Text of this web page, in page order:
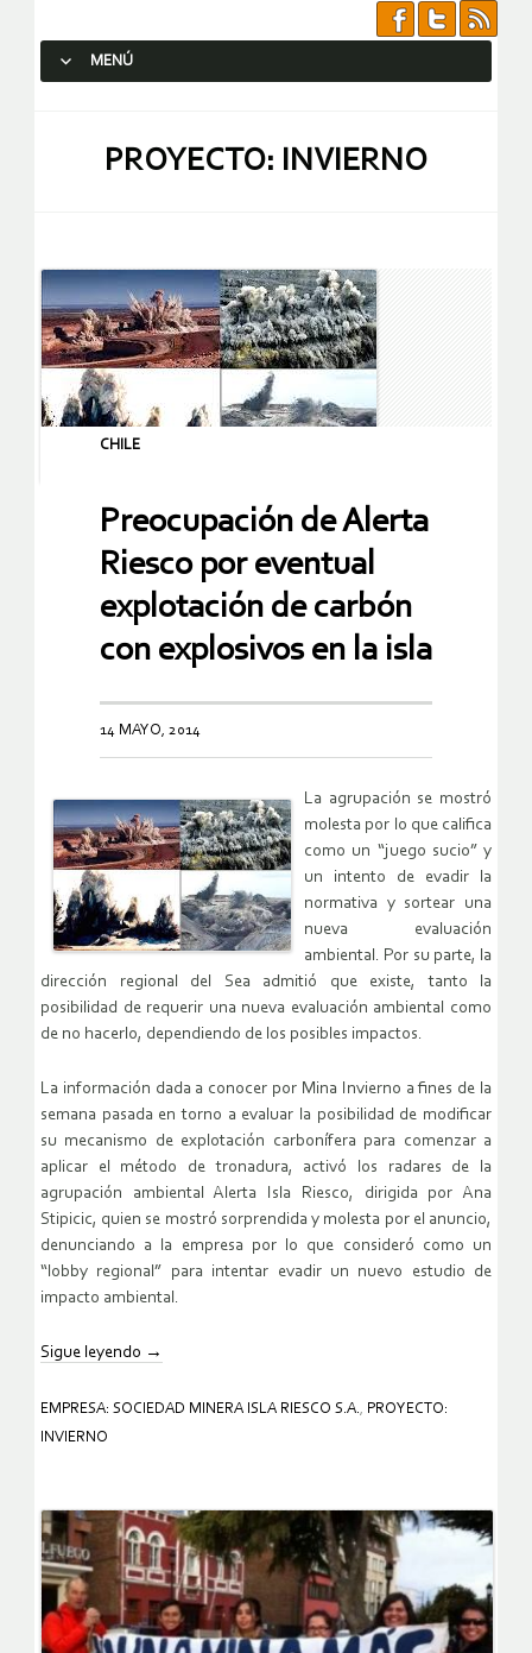
MENÚ
PROYECTO: INVIERNO
CHILE
Preocupación de Alerta
Riesco por eventual
explotación de carbón
con explosivos en la isla
14 MAYO, 2014
La agrupación se mostró
molesta por lo que califica
como un “juego sucio” y
un intento de evadir la
normativa y sortear una
nueva evaluación
ambiental. Por su parte, la
dirección regional del Sea admitió que existe, tanto la
posibilidad de requerir una nueva evaluación ambiental como
de no hacerlo, dependiendo de los posibles impactos.
La información dada a conocer por Mina Invierno a fines de la
semana pasada en torno a evaluar la posibilidad de modificar
su mecanismo de explotación carbonífera para comenzar a
aplicar el método de tronadura, activó los radares de la
agrupación ambiental Alerta Isla Riesco, dirigida por Ana
Stipicic, quien se mostró sorprendida y molesta por el anuncio,
denunciando a la empresa por lo que consideró como un
“lobby regional” para intentar evadir un nuevo estudio de
impacto ambiental.
Sigue leyendo →
EMPRESA: SOCIEDAD MINERA ISLA RIESCO S.A., PROYECTO:
INVIERNO